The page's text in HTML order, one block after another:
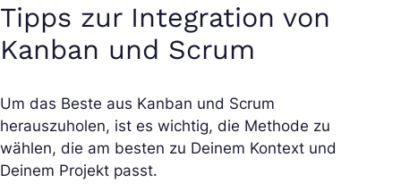
Tipps zur Integration von
Kanban und Scrum
Um das Beste aus Kanban und Scrum
herauszuholen, ist es wichtig, die Methode zu
wählen, die am besten zu Deinem Kontext und
Deinem Projekt passt.